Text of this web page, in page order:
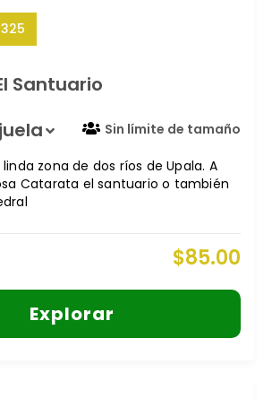
Santuario
Sin límite de tamaño
zona de dos ríos de Upala. A
Catarata el santuario o también
$85.00
Explorar